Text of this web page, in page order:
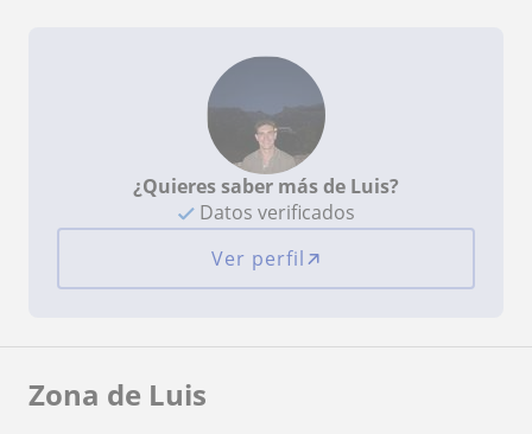
¿Quieres saber más de Luis?
Datos verificados
Ver perfil
Zona de Luis